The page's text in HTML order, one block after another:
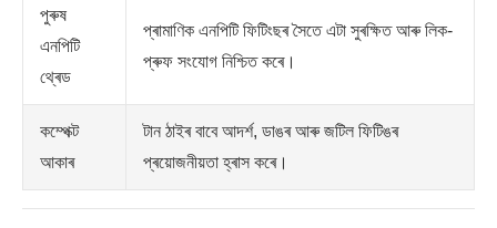
পুৰুষ
এনপিটি
থ্ৰেড
প্ৰামাণিক এনপিটি ফিটিংছৰ সৈতে এটা সুৰক্ষিত আৰু লিক-
প্ৰুফ সংযোগ নিশ্চিত কৰে।
কম্পেক্ট
আকাৰ
টান ঠাইৰ বাবে আদৰ্শ, ডাঙৰ আৰু জটিল ফিটিঙৰ
প্ৰয়োজনীয়তা হ্ৰাস কৰে।